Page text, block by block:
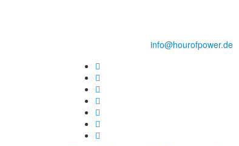
info@hourofpower.de